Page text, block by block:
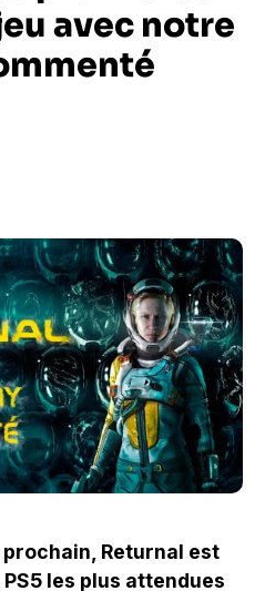
avec notre
Returnal est
les plus attendues